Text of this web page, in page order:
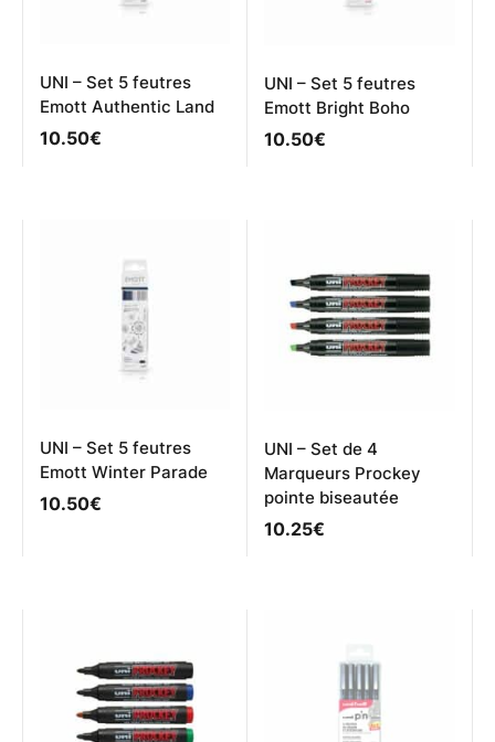
produit
produit
UNI – Set 5 feutres
Emott Authentic Land
10.50€
UNI – Set 5 feutres
Emott Bright Boho
10.50€
UNI – Set 5 feutres
Emott Winter Parade
10.50€
UNI – Set de 4
Marqueurs Prockey
pointe biseautée
10.25€